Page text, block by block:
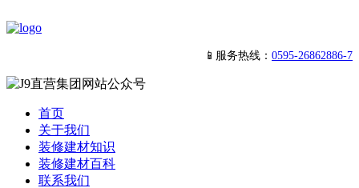
📱服务热线： 0595-26862886-7
首页
关于我们
装修建材知识
装修建材百科
联系我们